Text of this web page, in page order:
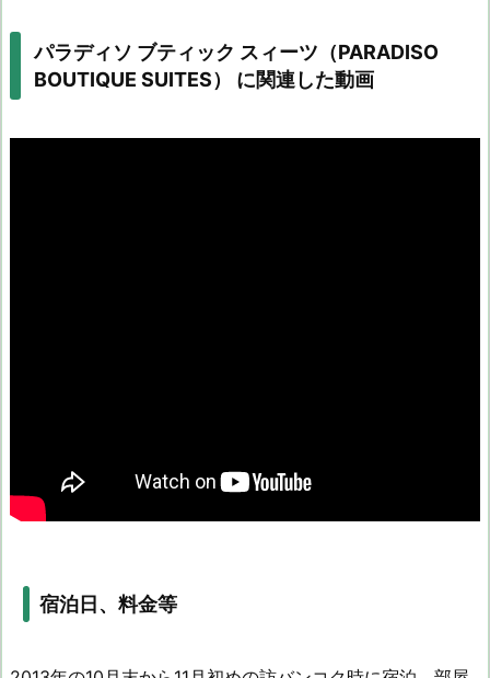
パラディソ ブティック スィーツ（PARADISO
BOUTIQUE SUITES） に関連した動画
宿泊日、料金等